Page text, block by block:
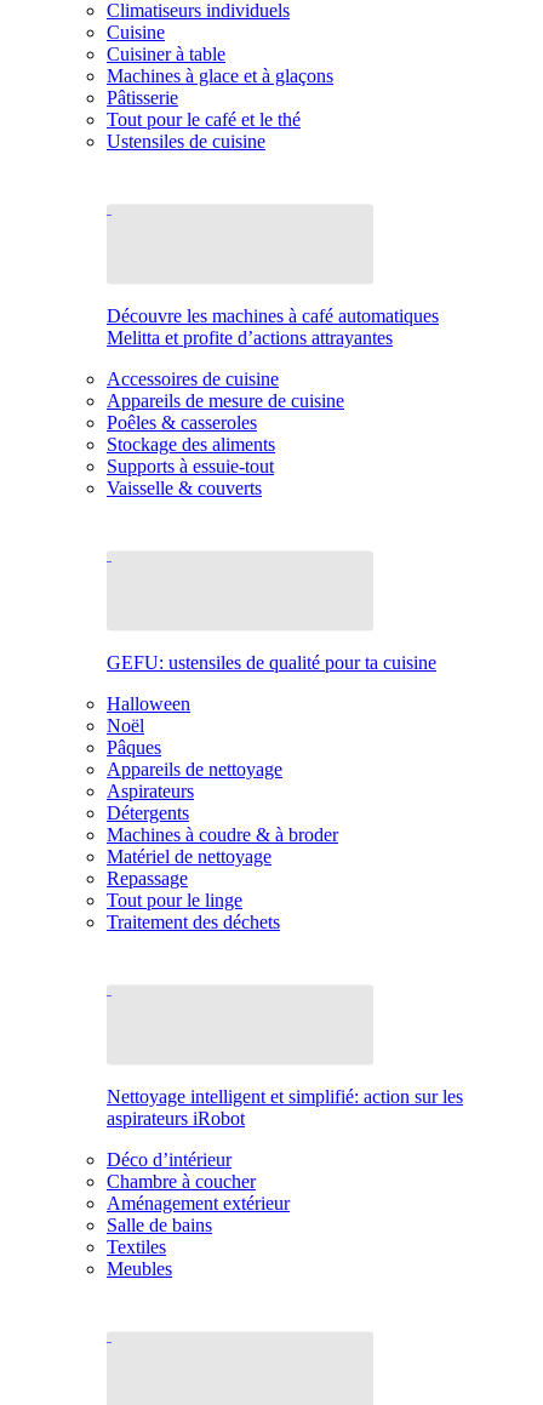
Climatiseurs individuels
Cuisine
Cuisiner à table
Machines à glace et à glaçons
Pâtisserie
Tout pour le café et le thé
Ustensiles de cuisine
Découvre les machines à café automatiques
Melitta et profite d’actions attrayantes
Accessoires de cuisine
Appareils de mesure de cuisine
Poêles & casseroles
Stockage des aliments
Supports à essuie-tout
Vaisselle & couverts
GEFU: ustensiles de qualité pour ta cuisine
Halloween
Noël
Pâques
Appareils de nettoyage
Aspirateurs
Détergents
Machines à coudre & à broder
Matériel de nettoyage
Repassage
Tout pour le linge
Traitement des déchets
Nettoyage intelligent et simplifié: action sur les
aspirateurs iRobot
Déco d’intérieur
Chambre à coucher
Aménagement extérieur
Salle de bains
Textiles
Meubles